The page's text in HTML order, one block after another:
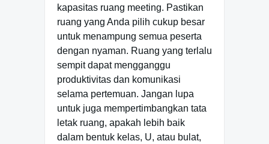
kapasitas ruang meeting. Pastikan
ruang yang Anda pilih cukup besar
untuk menampung semua peserta
dengan nyaman. Ruang yang terlalu
sempit dapat mengganggu
produktivitas dan komunikasi
selama pertemuan. Jangan lupa
untuk juga mempertimbangkan tata
letak ruang, apakah lebih baik
dalam bentuk kelas, U, atau bulat,